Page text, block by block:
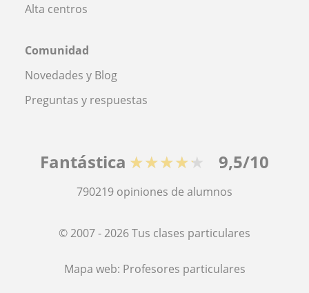
Alta centros
Comunidad
Novedades y Blog
Preguntas y respuestas
Fantástica ★★★★★ 9,5/10
790219 opiniones de alumnos
© 2007 - 2026 Tus clases particulares
Mapa web: Profesores particulares